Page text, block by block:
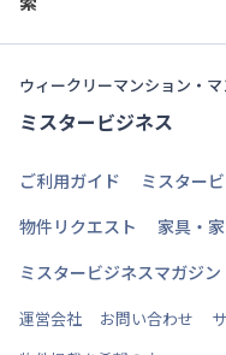
ウィークリーマンション・
ミスタービジネス
ご利用ガイド
ミスター
物件リクエスト
家具・
ミスタービジネスマガジン
運営会社 お問い合わせ